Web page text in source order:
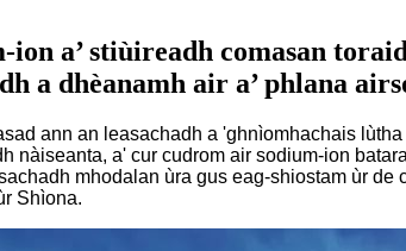
ion a’ stiùireadh comasan
a dhèanamh air a’ phlana
ann an leasachadh a 'ghnìomhachais
nàiseanta, a' cur cudrom air sodium-ion
mhodalan ùra gus eag-shiostam ùr
Shìona.